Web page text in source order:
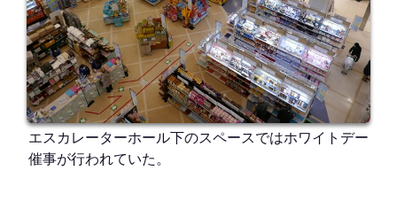
エスカレーターホール下のスペースではホワイトデー
催事が行われていた。